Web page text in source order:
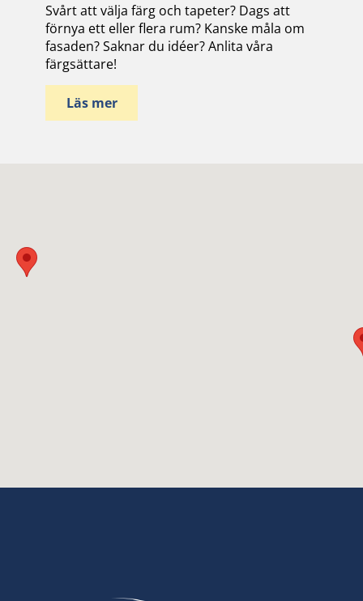
Svårt att välja färg och tapeter? Dags att
förnya ett eller flera rum? Kanske måla om
fasaden? Saknar du idéer? Anlita våra
färgsättare!
Läs mer